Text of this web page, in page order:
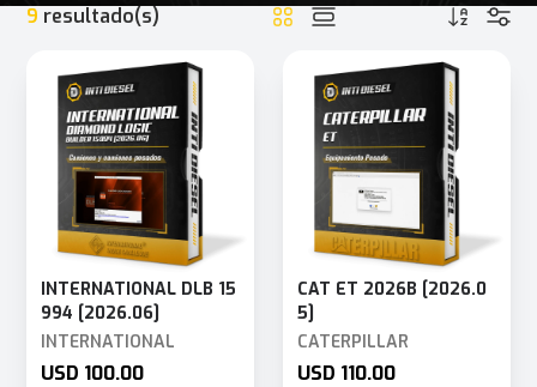
Products
9 resultado(s)
INTERNATIONAL DLB 15
994 [2026.06]
INTERNATIONAL
USD 100.00
CAT ET 2026B [2026.0
5]
CATERPILLAR
USD 110.00